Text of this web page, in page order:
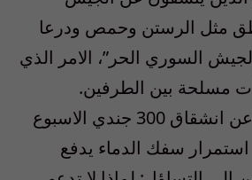
مثل الرستن وحمص ودرعا
السوري الحر”، الامر الذي
مسلحة بين الطرفين.
واشار الى تقارير عن انشقاق 300 جندي الاسبوع
سفك الدماء يدفع